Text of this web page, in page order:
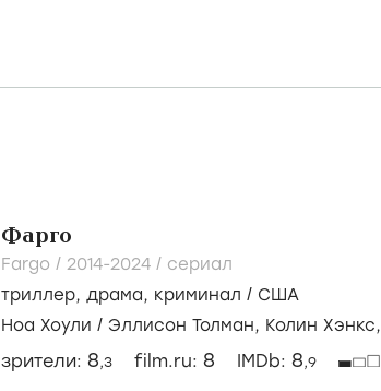
Фарго
Fargo / 2014-2024 / сериал
триллер, драма, криминал / США
Ноа Хоули / Эллисон Толман, Колин Хэнкс,
зрители: 8,3 film.ru: 8 IMDb: 8,9